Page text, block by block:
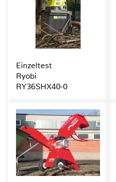
Einzeltest
Ryobi
RY36SHX40-0